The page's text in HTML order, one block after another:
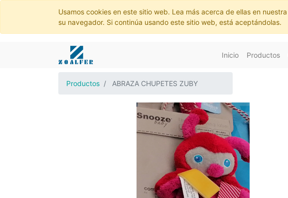
Usamos cookies en este sitio web. Lea más acerca de ellas en nuestra
su navegador. Si continúa usando este sitio web, está aceptándolas.
Inicio Productos
Productos ABRAZA CHUPETES ZUBY